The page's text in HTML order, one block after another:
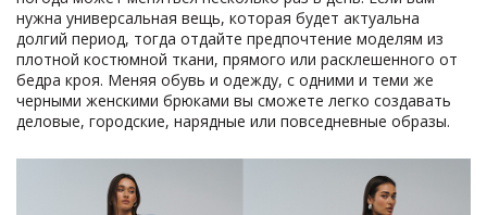
нужна универсальная вещь, которая будет актуальна
долгий период, тогда отдайте предпочтение моделям из
плотной костюмной ткани, прямого или расклешенного от
бедра кроя. Меняя обувь и одежду, с одними и теми же
черными женскими брюками вы сможете легко создавать
деловые, городские, нарядные или повседневные образы.